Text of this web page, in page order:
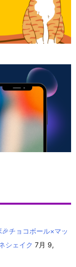
チョコボール×マッ
シェイク 7月 9,